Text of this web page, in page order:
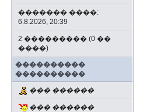
������� ����:
6.8.2026, 20:39
2 ��������� (0 ��
����)
����������
����������
��� ������
��� ������